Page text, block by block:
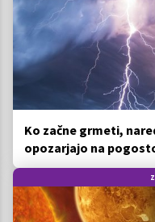
Ko začne grmeti,
opozarjajo na